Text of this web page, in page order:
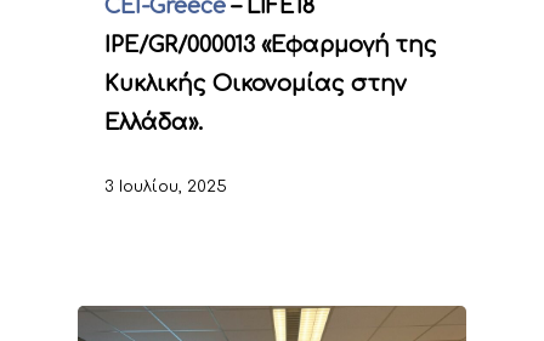
CEI-Greece – LIFE18
IPE/GR/000013 «Εφαρμογή της
Κυκλικής Οικονομίας στην
Ελλάδα».
3 Ιουλίου, 2025